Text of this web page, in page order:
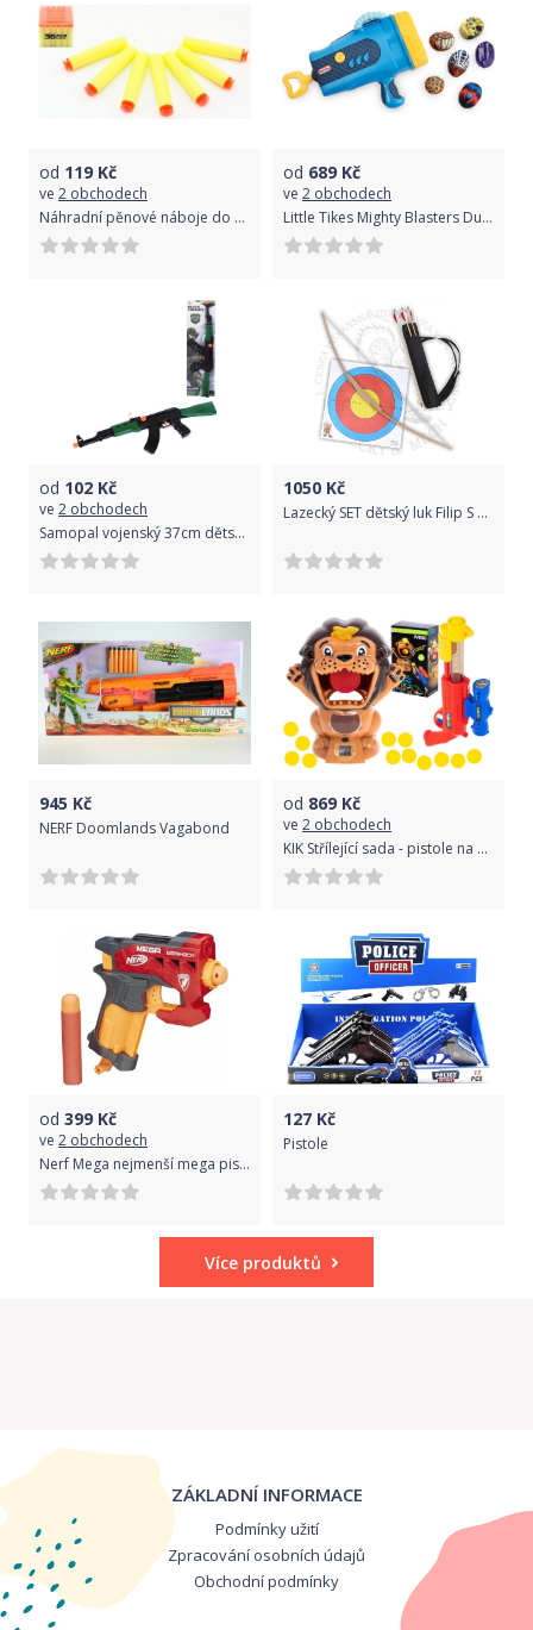
od 119 Kč
ve 2 obchodech
Náhradní pěnové náboje do pistole 36ks s přísavkami 4 barvy v krabičce 8x7x8cm
od 689 Kč
ve 2 obchodech
Little Tikes Mighty Blasters Duo pistole
od 102 Kč
ve 2 obchodech
Samopal vojenský 37cm dětská zbraň plastová na setrvačník
1050 Kč
Lazecký SET dětský luk Filip S Uni 38” (97 cm)
945 Kč
NERF Doomlands Vagabond
od 869 Kč
ve 2 obchodech
KIK Střílející sada - pistole na pěnové míčky s terčem ve tvaru lva
od 399 Kč
ve 2 obchodech
Nerf Mega nejmenší mega pistole
127 Kč
Pistole
Více produktů
ZÁKLADNÍ INFORMACE
Podmínky užití
Zpracování osobních údajů
Obchodní podmínky